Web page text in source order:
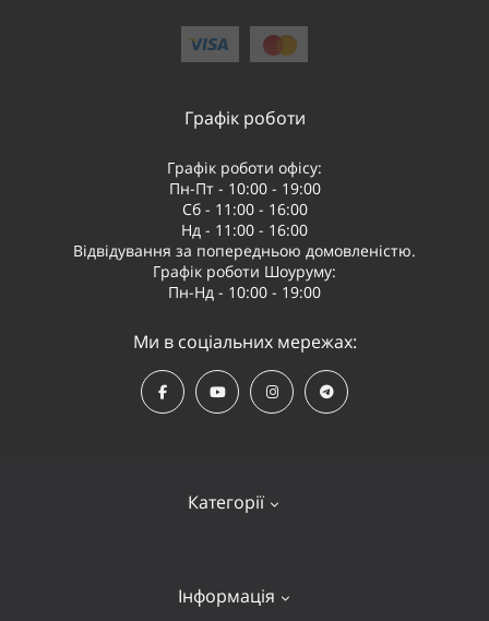
Категорії
Квадрокоптери
Інформація
Графік роботи
Графік роботи офісу:
Пн-Пт - 10:00 - 19:00
Сб - 11:00 - 16:00
Нд - 11:00 - 16:00
Відвідування за попередньою домовленістю.
Графік роботи Шоуруму:
Пн-Нд - 10:00 - 19:00
Ми в соціальних мережах: